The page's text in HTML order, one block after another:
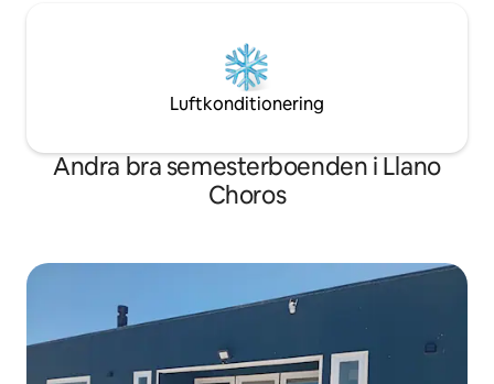
Luftkonditionering
Andra bra semesterboenden i Llano
Choros